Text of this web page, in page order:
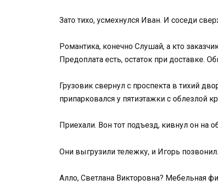
Зато тихо, усмехнулся Иван. И соседи
Романтика, конечно Слушай, а кто
Предоплата есть, остаток при доставке.
Грузовик свернул с проспекта в тихий
припарковался у пятиэтажки с облезлой
Приехали. Вон тот подъезд, кивнул он
Они выгрузили тележку, и Игорь позвонил.
Алло, Светлана Викторовна? Мебельная